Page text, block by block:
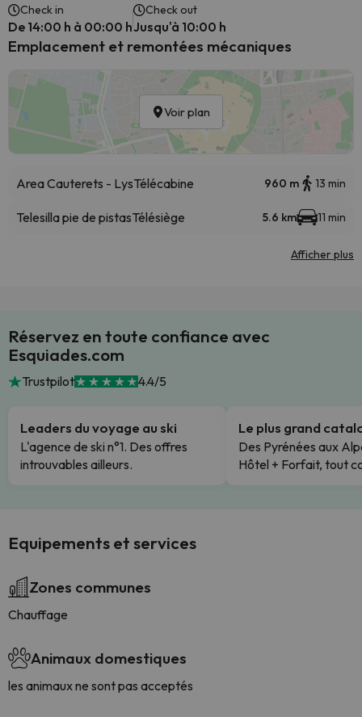
Check in
De 14:00 h à 00:00 h
Check out
Jusqu'à 10:00 h
Emplacement et remontées mécaniques
Voir plan
Area Cauterets - LysTélécabine 960 m 13 min
Telesilla pie de pistasTélésiège 5.6 km 11 min
Afficher plus
Réservez en toute confiance avec
Esquiades.com
Trustpilot 4.4/5
Leaders du voyage au ski
L'agence de ski n°1. Des offres
introuvables ailleurs.
Le plus grand
Des Pyrénées aux
Hôtel + Forfait, tout
Equipements et services
Zones communes
Chauffage
Animaux domestiques
les animaux ne sont pas acceptés